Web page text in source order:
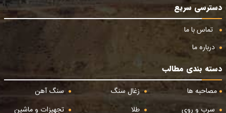
دسترسی سریع
تماس با ما
درباره ما
دسته بندی مطالب
مصاحبه ها
زغال سنگ
سنگ آهن
سرب و روی
طلا تجهیزات و ماشین